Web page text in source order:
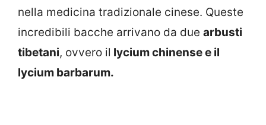
nella medicina tradizionale cinese. Queste
incredibili bacche arrivano da due arbusti
tibetani, ovvero il lycium chinense e il
lycium barbarum.